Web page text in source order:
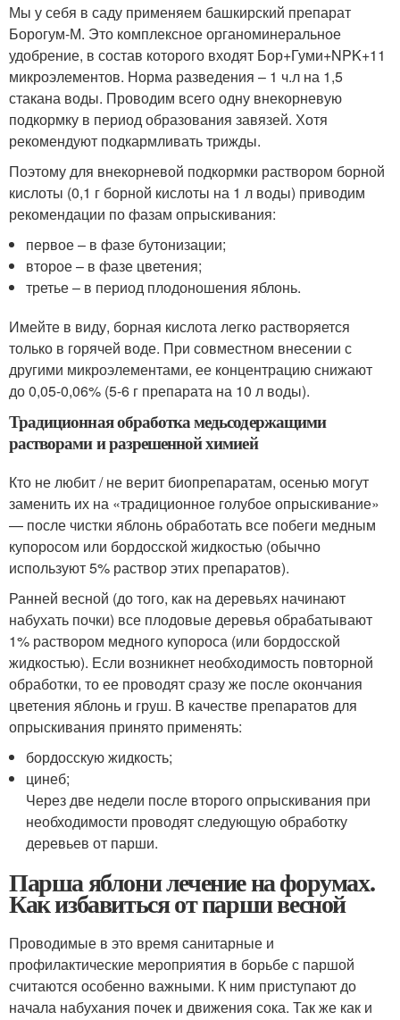
Мы у себя в саду применяем башкирский препарат
Борогум-М. Это комплексное органоминеральное
удобрение, в состав которого входят Бор+Гуми+NPK+11
микроэлементов. Норма разведения – 1 ч.л на 1,5
стакана воды. Проводим всего одну внекорневую
подкормку в период образования завязей. Хотя
рекомендуют подкармливать трижды.
Поэтому для внекорневой подкормки раствором борной
кислоты (0,1 г борной кислоты на 1 л воды) приводим
рекомендации по фазам опрыскивания:
первое – в фазе бутонизации;
второе – в фазе цветения;
третье – в период плодоношения яблонь.
Имейте в виду, борная кислота легко растворяется
только в горячей воде. При совместном внесении с
другими микроэлементами, ее концентрацию снижают
до 0,05-0,06% (5-6 г препарата на 10 л воды).
Традиционная обработка медьсодержащими
растворами и разрешенной химией
Кто не любит / не верит биопрепаратам, осенью могут
заменить их на «традиционное голубое опрыскивание»
— после чистки яблонь обработать все побеги медным
купоросом или бордосской жидкостью (обычно
используют 5% раствор этих препаратов).
Ранней весной (до того, как на деревьях начинают
набухать почки) все плодовые деревья обрабатывают
1% раствором медного купороса (или бордосской
жидкостью). Если возникнет необходимость повторной
обработки, то ее проводят сразу же после окончания
цветения яблонь и груш. В качестве препаратов для
опрыскивания принято применять:
бордосскую жидкость;
цинеб;
Через две недели после второго опрыскивания при
необходимости проводят следующую обработку
деревьев от парши.
Парша яблони лечение на форумах.
Как избавиться от парши весной
Проводимые в это время санитарные и
профилактические мероприятия в борьбе с паршой
считаются особенно важными. К ним приступают до
начала набухания почек и движения сока. Так же как и